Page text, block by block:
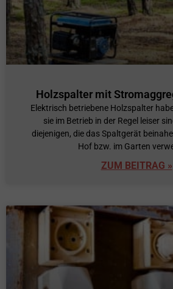
Holzspalter mit
Elektrisch betriebene Holzspalter
sie im Betrieb in der Regel leiser
diejenigen, die das Spaltgerät
Hof bzw. im Garten
ZUM BEITRAG »